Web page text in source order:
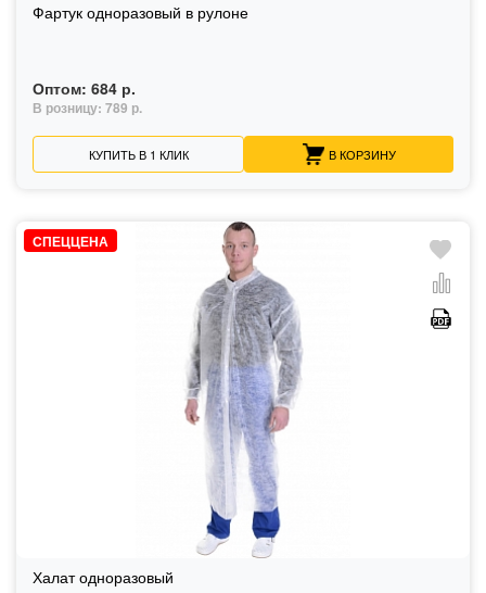
Фартук одноразовый в рулоне
Оптом: 684 р.
В розницу: 789 р.
КУПИТЬ В 1 КЛИК В КОРЗИНУ
СПЕЦЦЕНА
Халат одноразовый